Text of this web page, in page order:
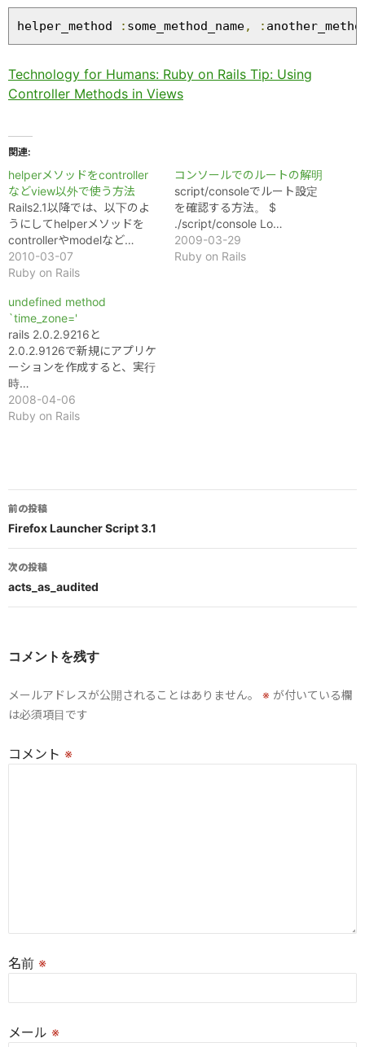
helper_method : some_method_name, :
Technology for Humans: Ruby on Rails Tip: Using
Controller Methods in Views
関連
helperメソッドをcontroller
などview以外で使う方法
Rails2.1以降では、以下のよ
うにしてhelperメソッドを
controllerやmodelなど…
2010-03-07
Ruby on Rails
コンソールでのルートの解明
script/consoleでルート設定
を確認する方法。 $
./script/console Lo…
2009-03-29
Ruby on Rails
undefined method
`time_zone='
rails 2.0.2.9216と
2.0.2.9126で新規にアプリケ
ーションを作成すると、実行
時…
2008-04-06
Ruby on Rails
投
稿
ナ
ビ
ョ
前の投稿
Firefox Launcher Script 3.1
次の投稿
acts_as_audited
コメントを残す
メールアドレスが公開されることはありません。 ※ が付いている欄
は必須項目です
コメント ※
名前 ※
メール ※